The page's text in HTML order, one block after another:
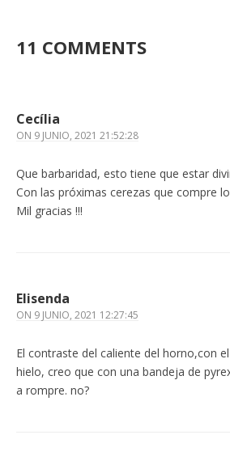
11 COMMENTS
Cecília
ON 9 JUNIO, 2021 21:52:28
Que barbaridad, esto tiene que estar
Con las próximas cerezas que compre
Mil gracias !!!
Elisenda
ON 9 JUNIO, 2021 12:27:45
El contraste del caliente del horno,con
hielo, creo que con una bandeja de
a rompre. no?